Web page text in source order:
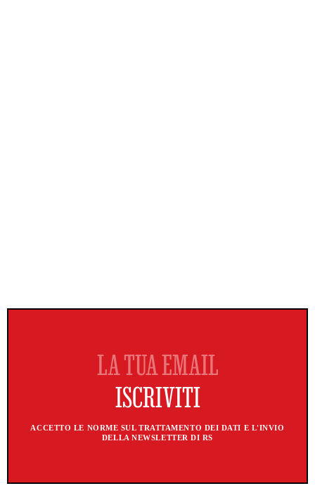
ACCETTO LE NORME SUL TRATTAMENTO DEI DATI E L'INVIO
DELLA NEWSLETTER DI RS